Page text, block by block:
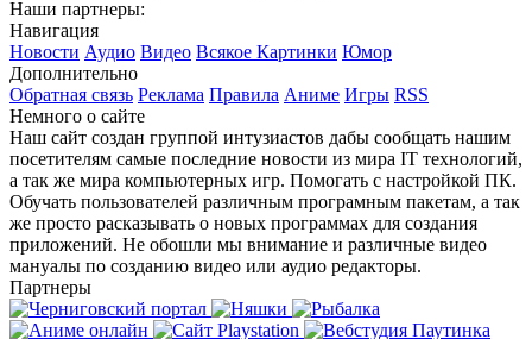
Наши партнеры:
Навигация
Новости Аудио Видео Всякое Картинки Юмор
Дополнительно
Обратная связь Реклама Правила Аниме Игры RSS
Немного о сайте
Наш сайт создан группой интузиастов дабы сообщать нашим
посетителям самые последние новости из мира IT технологий,
а так же мира компьютерных игр. Помогать с настройкой ПК.
Обучать пользователей различным програмным пакетам, а так
же просто расказывать о новых программах для создания
приложений. Не обошли мы внимание и различные видео
мануалы по созданию видео или аудио редакторы.
Партнеры